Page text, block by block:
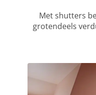
Met shutters
grotendeels